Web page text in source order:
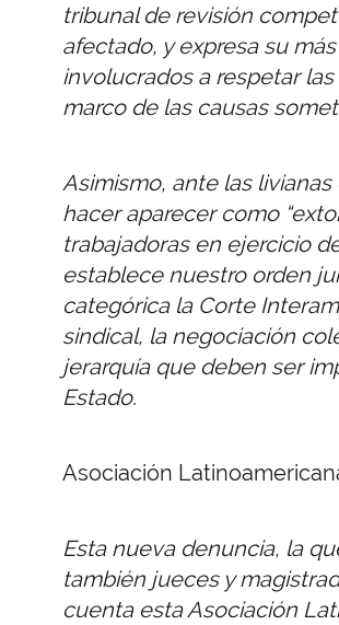
tribunal de revisión
afectado, y expresa su
involucrados a respetar
marco de las causas
Asimismo, ante las
hacer aparecer como
trabajadoras en ejercicio
establece nuestro orden
categórica la Corte
sindical, la negociación
jerarquía que deben ser
Estado.
Asociación
Esta nueva denuncia, la
también jueces y
cuenta esta Asociación